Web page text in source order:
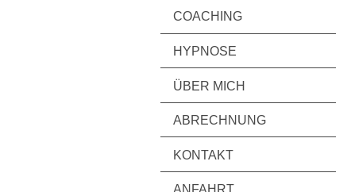
COACHING
HYPNOSE
ÜBER MICH
ABRECHNUNG
KONTAKT